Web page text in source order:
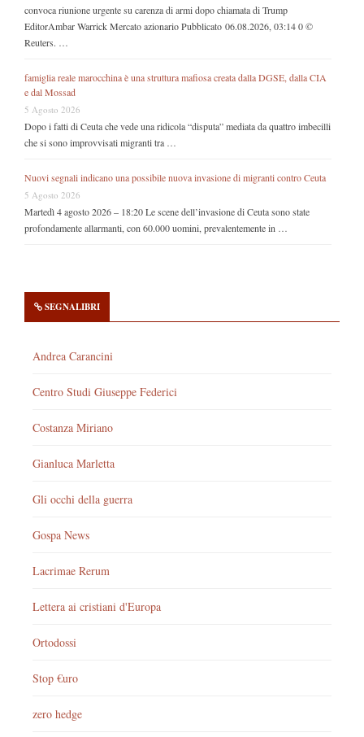
convoca riunione urgente su carenza di armi dopo chiamata di Trump
EditorAmbar Warrick Mercato azionario Pubblicato 06.08.2026, 03:14 0 ©
Reuters. …
famiglia reale marocchina è una struttura mafiosa creata dalla DGSE, dalla CIA
e dal Mossad
5 Agosto 2026
Dopo i fatti di Ceuta che vede una ridicola “disputa” mediata da quattro imbecilli
che si sono improvvisati migranti tra …
Nuovi segnali indicano una possibile nuova invasione di migranti contro Ceuta
5 Agosto 2026
Martedì 4 agosto 2026 – 18:20 Le scene dell’invasione di Ceuta sono state
profondamente allarmanti, con 60.000 uomini, prevalentemente in …
SEGNALIBRI
Andrea Carancini
Centro Studi Giuseppe Federici
Costanza Miriano
Gianluca Marletta
Gli occhi della guerra
Gospa News
Lacrimae Rerum
Lettera ai cristiani d'Europa
Ortodossi
Stop €uro
zero hedge